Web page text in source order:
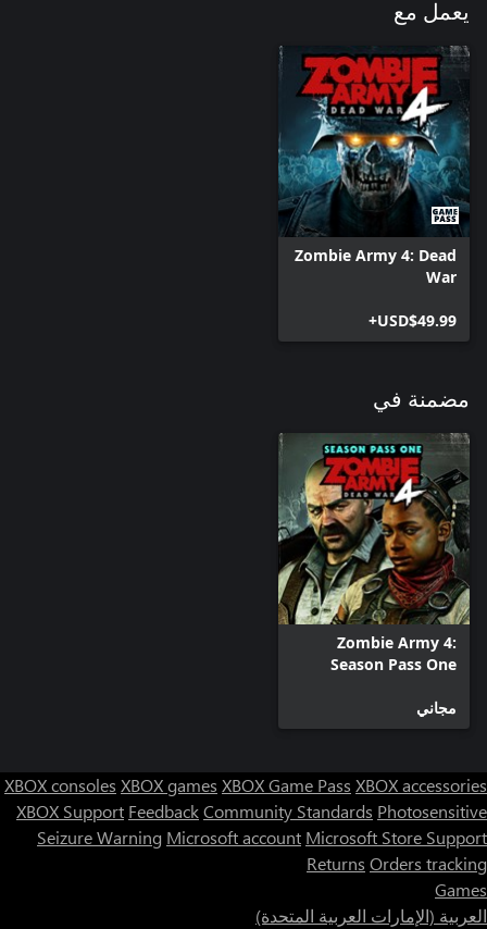
يعمل مع
Zombie Army 4: Dead
War
USD$49.99+
مضمنة في
Zombie Army 4:
Season Pass One
مجاني
XBOX consoles XBOX games XBOX Game Pass XBOX accessories
XBOX Support FeedbackCommunity Standards Photosensitive
Seizure Warning Microsoft account Microsoft Store Support
Returns Orders tracking
Games
العربية (الإمارات العربية المتحدة)